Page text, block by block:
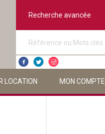
Recherche avancée
LOCATION MON COMPTE